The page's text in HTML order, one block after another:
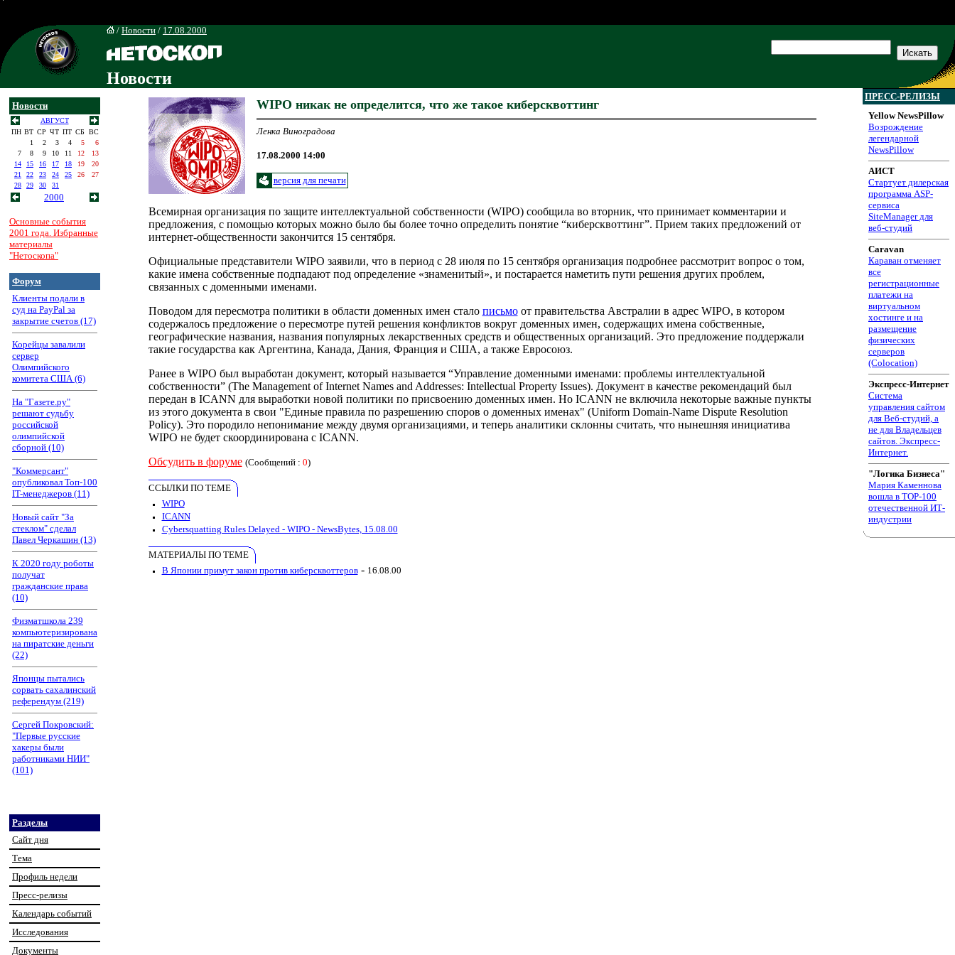
/ Новости / 17.08.2000
Новости
Новости
АВГУСТ
ПН ВТ СР ЧТ ПТ СБ
ВС
1
2 3 4 5
6
7
8 9 10 11 12
13
14
15 16 17 18 19
20
21
22 23 24 25 26
27
28
29 30 31
2000
Основные события
2001 года. Избранные
материалы
"Нетоскопа"
Форум
Клиенты подали в
суд на PayPal за
закрытие счетов (17)
Корейцы завалили
сервер
Олимпийского
комитета США (6)
На "Газете.ру"
решают судьбу
российской
олимпийской
сборной (10)
"Коммерсант"
опубликовал Топ-100
IT-менеджеров (11)
Новый сайт "За
стеклом" сделал
Павел Черкашин (13)
К 2020 году роботы
получат
гражданские права
(10)
Физматшкола 239
компьютеризирована
на пиратские деньги
(22)
Японцы пытались
сорвать сахалинский
референдум (219)
Сергей Покровский:
"Первые русские
хакеры были
работниками НИИ"
(101)
Разделы
Сайт дня
Тема
Профиль недели
Пресс-релизы
Календарь событий
Исследования
Документы
WIPO никак не определится, что же такое киберсквоттинг
Ленка Виноградова
17.08.2000 14:00
версия для печати
Всемирная организация по защите интеллектуальной собственности (WIPO) сообщила во вторник, что принимает комментарии и
предложения, с помощью которых можно было бы более точно определить понятие “киберсквоттинг”. Прием таких предложений от
интернет-общественности закончится 15 сентября.
Официальные представители WIPO заявили, что в период с 28 июля по 15 сентября организация подробнее рассмотрит вопрос о том,
какие имена собственные подпадают под определение «знаменитый», и постарается наметить пути решения других проблем,
связанных с доменными именами.
Поводом для пересмотра политики в области доменных имен стало письмоот правительства Австралии в адрес WIPO, в котором
содержалось предложение о пересмотре путей решения конфликтов вокруг доменных имен, содержащих имена собственные,
географические названия, названия популярных лекарственных средств и общественных организаций. Это предложение поддержали
такие государства как Аргентина, Канада, Дания, Франция и США, а также Евросоюз.
Ранее в WIPO был выработан документ, который называется “Управление доменными именами: проблемы интеллектуальной
собственности” (The Management of Internet Names and Addresses: Intellectual Property Issues). Документ в качестве рекомендаций был
передан в ICANN для выработки новой политики по присвоению доменных имен. Но ICANN не включила некоторые важные пункты
из этого документа в свои "Единые правила по разрешению споров о доменных именах" (Uniform Domain-Name Dispute Resolution
Policy). Это породило непонимание между двумя организациями, и теперь аналитики склонны считать, что нынешняя инициатива
WIPO не будет скоординирована с ICANN.
Обсудить в форуме (Сообщений : 0)
ССЫЛКИ ПО ТЕМЕ
WIPO
ICANN
Cybersquatting Rules Delayed - WIPO - NewsBytes, 15.08.00
МАТЕРИАЛЫ ПО ТЕМЕ
В Японии примут закон против киберсквоттеров- 16.08.00
ПРЕСС-РЕЛИЗЫ
Yellow NewsPillow
Возрождение
легендарной
NewsPillow
АИСТ
Стартует дилерская
программа ASP-
сервиса
SiteManager для
веб-студий
Caravan
Караван отменяет
все
регистрационные
платежи на
виртуальном
хостинге и на
размещение
физических
серверов
(Colocation)
Экспресс-Интернет
Система
управления сайтом
для Веб-студий, а
не для Владельцев
сайтов. Экспресс-
Интернет.
"Логика Бизнеса"
Мария Каменнова
вошла в TOP-100
отечественной ИТ-
индустрии